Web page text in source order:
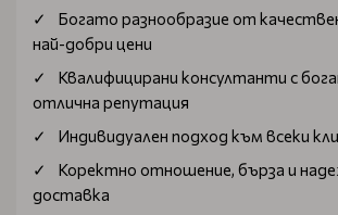
Богатo разнообразие от
най-добри цени
Квалифицирани консултанти с
отлична репутация
Индивидуален подход към всеки
Коректно отношение, бърза и
доставка